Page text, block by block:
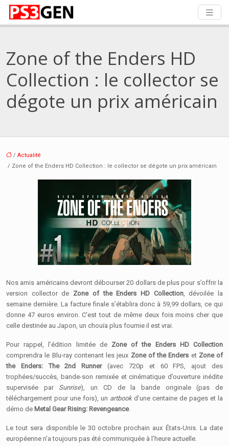
Zone of the Enders HD
Collection : le collector se
dégote un prix américain
/ Actualité
/ Zone of the Enders HD Collection : le collector se dégote un prix américain
Nos amis américains devront débourser 20 dollars de plus pour s’offrir la
version collector de Zone of the Enders HD Collection, dévoilée la
semaine dernière. La facture finale s’établira donc à 59,99 dollars, ce qui
donne 47 euros environ. C’est tout de même deux fois moins cher que
celle destinée au Japon, un chouïa plus fournie il est vrai.
Pour rappel, l’édition limitée de Zone of the Enders HD Collection
comprendra le Blu-ray contenant les jeux Zone of the Enders et Zone of
the Enders: The 2nd Runner(avec 720p et 60 FPS, ajout des
trophées/succès, bande-son remixée et cinématique d’ouverture inédite
supervisée par Sunrise), un CD de la bande originale (pas de
téléchargement pour une fois), un artbookd’une centaine de pages et la
démo de Metal Gear Rising: Revengeance.
Le tout sera disponible le 30 octobre prochain aux États-Unis. La date
européenne n’a toujours pas été communiquée à l’heure actuelle.